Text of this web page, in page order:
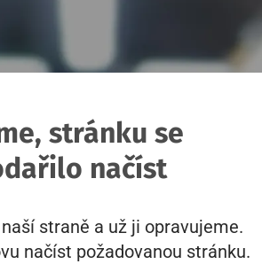
stránku se
načíst
straně a už ji opravujeme.
načíst požadovanou stránku.